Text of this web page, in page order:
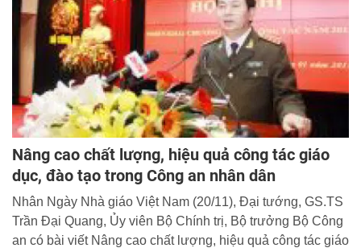
Nâng cao chất lượng, hiệu quả công tác giáo
dục, đào tạo trong Công an nhân dân
Nhân Ngày Nhà giáo Việt Nam (20/11), Đại tướng, GS.TS
Trần Đại Quang, Ủy viên Bộ Chính trị, Bộ trưởng Bộ Công
an có bài viết Nâng cao chất lượng, hiệu quả công tác giáo